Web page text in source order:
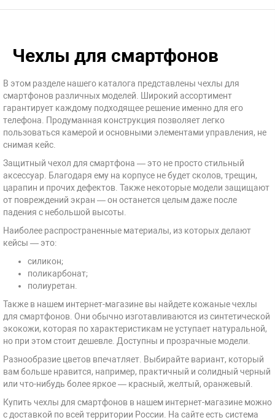
Чехлы для смартфонов
В этом разделе нашего каталога представлены чехлы для
смартфонов различных моделей. Широкий ассортимент
гарантирует каждому подходящее решение именно для его
телефона. Продуманная конструкция позволяет легко
пользоваться камерой и основными элементами управления, не
снимая кейс.
Защитный чехол для смартфона — это не просто стильный
аксессуар. Благодаря ему на корпусе не будет сколов, трещин,
царапин и прочих дефектов. Также некоторые модели защищают
от повреждений экран — он останется целым даже после
падения с небольшой высоты.
Наиболее распространенные материалы, из которых делают
кейсы — это:
силикон;
поликарбонат;
полиуретан.
Также в нашем интернет-магазине вы найдете кожаные чехлы
для смартфонов. Они обычно изготавливаются из синтетической
экокожи, которая по характеристикам не уступает натуральной,
но при этом стоит дешевле. Доступны и прозрачные модели.
Разнообразие цветов впечатляет. Выбирайте вариант, который
вам больше нравится, например, практичный и солидный черный
или что-нибудь более яркое — красный, желтый, оранжевый.
Купить чехлы для смартфонов в нашем интернет-магазине можно
с доставкой по всей территории России. На сайте есть система